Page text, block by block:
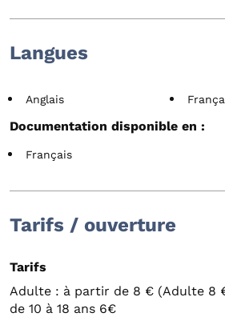
Langues
Anglais
Documentation disponible en :
Français
Tarifs / ouverture
Tarifs
Adulte : à partir de 8 € (Adulte 8
de 10 à 18 ans 6€